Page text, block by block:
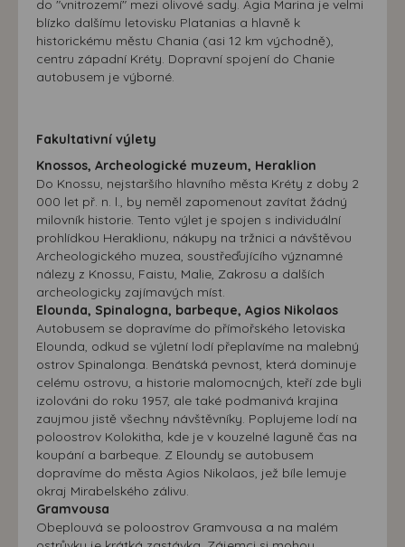
do "vnitrozemí" mezi olivové sady. Agia Marina je velmi
blízko dalšímu letovisku Platanias a hlavně k
historickému městu Chania (asi 12 km východně),
centru západní Kréty. Dopravní spojení do Chanie
autobusem je výborné.
Fakultativní výlety
Knossos, Archeologické muzeum, Heraklion
Do Knossu, nejstaršího hlavního města Kréty z doby 2
000 let př. n. l., by neměl zapomenout zavítat žádný
milovník historie. Tento výlet je spojen s individuální
prohlídkou Heraklionu, nákupy na tržnici a návštěvou
Archeologického muzea, soustřeďujícího významné
nálezy z Knossu, Faistu, Malie, Zakrosu a dalších
archeologicky zajímavých míst.
Elounda, Spinalogna, barbeque, Agios Nikolaos
Autobusem se dopravíme do přímořského letoviska
Elounda, odkud se výletní lodí přeplavíme na malebný
ostrov Spinalonga. Benátská pevnost, která dominuje
celému ostrovu, a historie malomocných, kteří zde byli
izolováni do roku 1957, ale také podmanivá krajina
zaujmou jistě všechny návštěvníky. Poplujeme lodí na
poloostrov Kolokitha, kde je v kouzelné laguně čas na
koupání a barbeque. Z Eloundy se autobusem
dopravíme do města Agios Nikolaos, jež bíle lemuje
okraj Mirabelského zálivu.
Gramvousa
Obeplouvá se poloostrov Gramvousa a na malém